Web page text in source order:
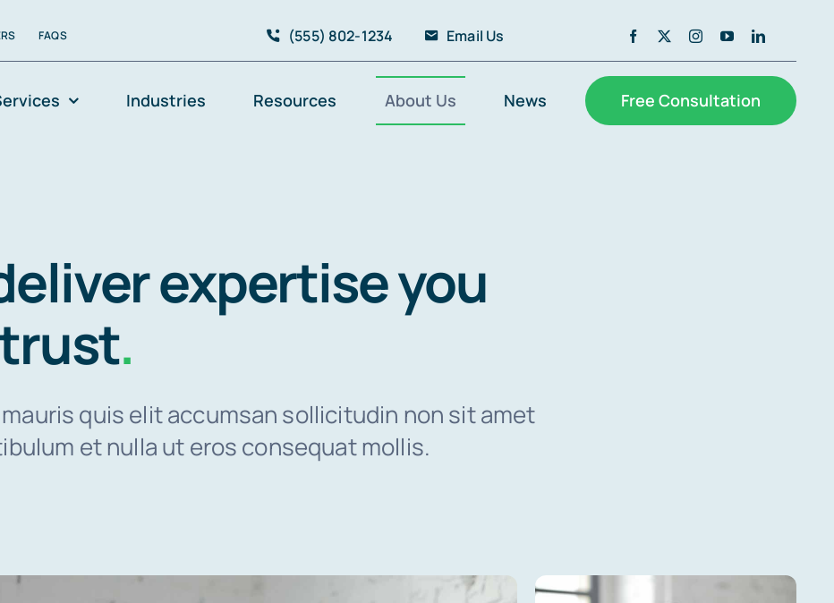
FAQS (555) 802-1234 Email Us
Industries Resources About Us News Free Consultation
expertise you
.
quis elit accumsan sollicitudin non sit amet
et nulla ut eros consequat mollis.